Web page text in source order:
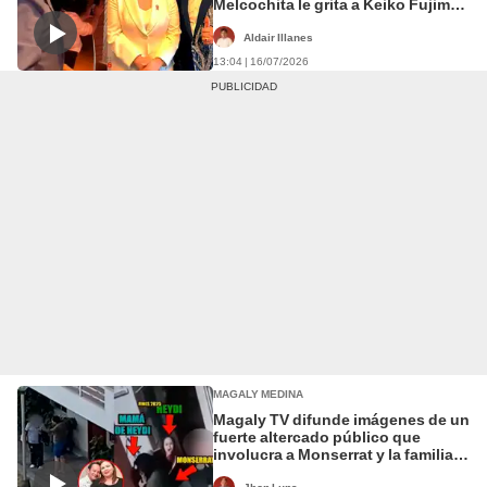
Melcochita le grita a Keiko Fujimori
entrega de credenciales
Aldair Illanes
13:04 | 16/07/2026
MAGALY MEDINA
Magaly TV difunde imágenes de un
fuerte altercado público que
involucra a Monserrat y la familia